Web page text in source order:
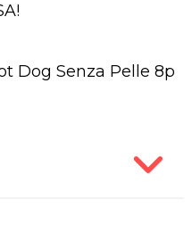
Dog Senza Pelle 8p